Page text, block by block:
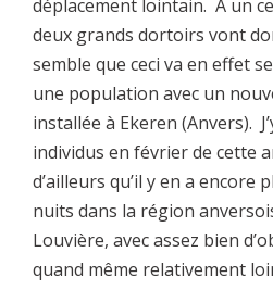
déplacement lointain. A un
deux grands dortoirs vont
semble que ceci va en effet
une population avec un
installée à Ekeren (Anvers).
individus en février de cette
d’ailleurs qu’il y en a encore
nuits dans la région
Louvière, avec assez bien
quand même relativement